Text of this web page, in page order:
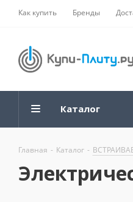
Как купить Бренды
Каталог
Главная - Каталог -